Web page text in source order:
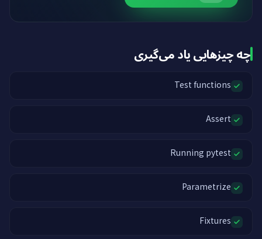
چه چیزهایی یاد می‌گیری
Test functions
Assert
Running pytest
Parametrize
Fixtures